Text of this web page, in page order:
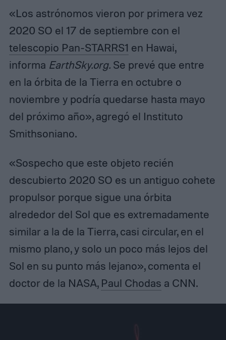
«Los astrónomos vieron por primera vez
2020 SO el 17 de septiembre con el
telescopio Pan-STARRS1 en Hawai,
informa EarthSky.org. Se prevé que entre
en la órbita de la Tierra en octubre o
noviembre y podría quedarse hasta mayo
del próximo año», agregó el Instituto
Smithsoniano.
«Sospecho que este objeto recién
descubierto 2020 SO es un antiguo cohete
propulsor porque sigue una órbita
alrededor del Sol que es extremadamente
similar a la de la Tierra, casi circular, en el
mismo plano, y solo un poco más lejos del
Sol en su punto más lejano», comenta el
doctor de la NASA, Paul Chodas a CNN.